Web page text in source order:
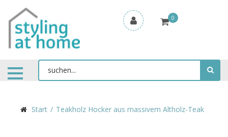
0
Start Teakholz Hocker aus massivem Altholz-Teak